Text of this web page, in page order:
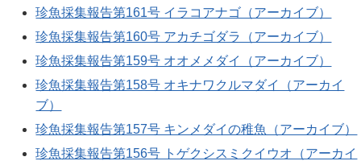
珍魚採集報告第161号 イラコアナゴ（アーカイブ）
珍魚採集報告第160号 アカチゴダラ（アーカイブ）
珍魚採集報告第159号 オオメメダイ（アーカイブ）
珍魚採集報告第158号 オキナワクルマダイ（アーカイ
ブ）
珍魚採集報告第157号 キンメダイの稚魚（アーカイブ）
珍魚採集報告第156号 トゲクシスミクイウオ（アーカイ